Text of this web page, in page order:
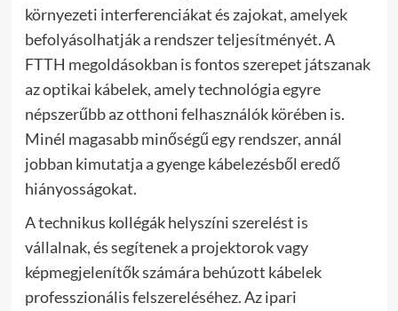
környezeti interferenciákat és zajokat, amelyek
befolyásolhatják a rendszer teljesítményét. A
FTTH megoldásokban is fontos szerepet játszanak
az optikai kábelek, amely technológia egyre
népszerűbb az otthoni felhasználók körében is.
Minél magasabb minőségű egy rendszer, annál
jobban kimutatja a gyenge kábelezésből eredő
hiányosságokat.
A technikus kollégák helyszíni szerelést is
vállalnak, és segítenek a projektorok vagy
képmegjelenítők számára behúzott kábelek
professzionális felszereléséhez. Az ipari